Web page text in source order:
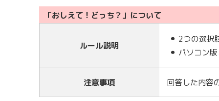
「おしえて！どっち？」について
ルール説明
2つの選択
パソコン
注意事項 回答した内容